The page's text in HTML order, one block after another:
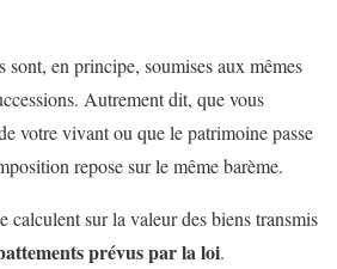
sont, en principe, soumises aux mêmes
Autrement dit, que vous
votre vivant ou que le patrimoine passe
repose sur le même barème.
calculent sur la valeur des biens transmis
prévus par la loi.